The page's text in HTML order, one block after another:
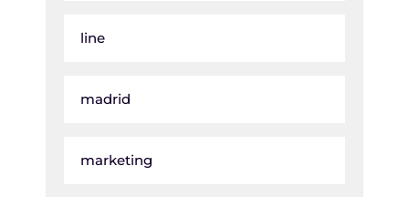
line
madrid
marketing